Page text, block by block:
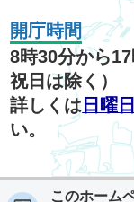
開庁時間
8時30分から
祝日は除く）
詳しくは 日曜
い。
このホーム